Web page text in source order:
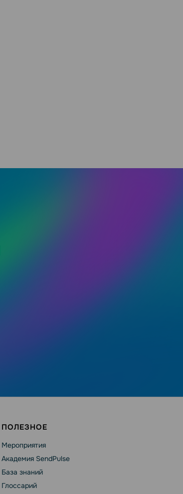
ПОЛЕЗНОЕ
Мероприятия
Академия SendPulse
База знаний
Глоссарий